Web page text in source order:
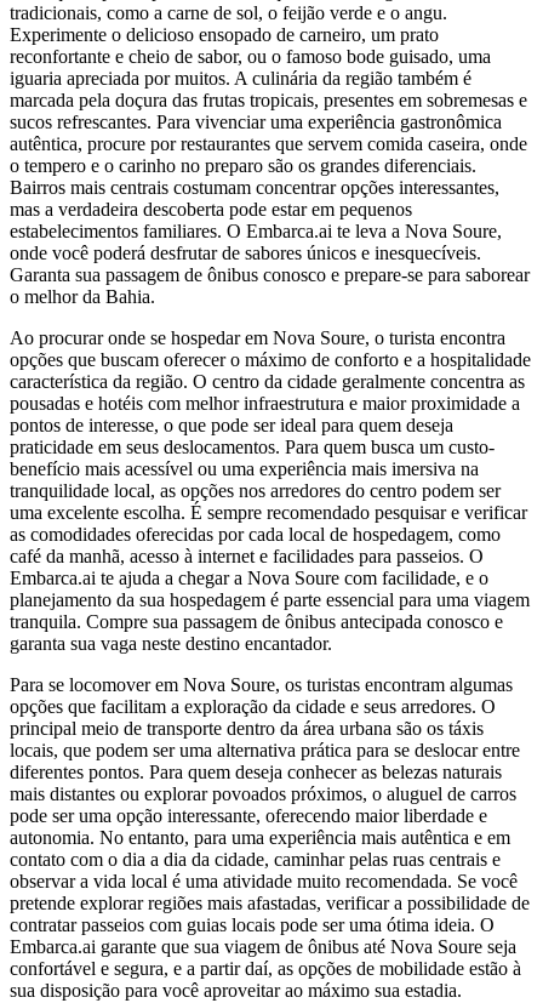
tradicionais, como a carne de sol, o feijão verde e o angu.
Experimente o delicioso ensopado de carneiro, um prato
reconfortante e cheio de sabor, ou o famoso bode guisado, uma
iguaria apreciada por muitos. A culinária da região também é
marcada pela doçura das frutas tropicais, presentes em sobremesas e
sucos refrescantes. Para vivenciar uma experiência gastronômica
autêntica, procure por restaurantes que servem comida caseira, onde
o tempero e o carinho no preparo são os grandes diferenciais.
Bairros mais centrais costumam concentrar opções interessantes,
mas a verdadeira descoberta pode estar em pequenos
estabelecimentos familiares. O Embarca.ai te leva a Nova Soure,
onde você poderá desfrutar de sabores únicos e inesquecíveis.
Garanta sua passagem de ônibus conosco e prepare-se para saborear
o melhor da Bahia.
Ao procurar onde se hospedar em Nova Soure, o turista encontra
opções que buscam oferecer o máximo de conforto e a hospitalidade
característica da região. O centro da cidade geralmente concentra as
pousadas e hotéis com melhor infraestrutura e maior proximidade a
pontos de interesse, o que pode ser ideal para quem deseja
praticidade em seus deslocamentos. Para quem busca um custo-
benefício mais acessível ou uma experiência mais imersiva na
tranquilidade local, as opções nos arredores do centro podem ser
uma excelente escolha. É sempre recomendado pesquisar e verificar
as comodidades oferecidas por cada local de hospedagem, como
café da manhã, acesso à internet e facilidades para passeios. O
Embarca.ai te ajuda a chegar a Nova Soure com facilidade, e o
planejamento da sua hospedagem é parte essencial para uma viagem
tranquila. Compre sua passagem de ônibus antecipada conosco e
garanta sua vaga neste destino encantador.
Para se locomover em Nova Soure, os turistas encontram algumas
opções que facilitam a exploração da cidade e seus arredores. O
principal meio de transporte dentro da área urbana são os táxis
locais, que podem ser uma alternativa prática para se deslocar entre
diferentes pontos. Para quem deseja conhecer as belezas naturais
mais distantes ou explorar povoados próximos, o aluguel de carros
pode ser uma opção interessante, oferecendo maior liberdade e
autonomia. No entanto, para uma experiência mais autêntica e em
contato com o dia a dia da cidade, caminhar pelas ruas centrais e
observar a vida local é uma atividade muito recomendada. Se você
pretende explorar regiões mais afastadas, verificar a possibilidade de
contratar passeios com guias locais pode ser uma ótima ideia. O
Embarca.ai garante que sua viagem de ônibus até Nova Soure seja
confortável e segura, e a partir daí, as opções de mobilidade estão à
sua disposição para você aproveitar ao máximo sua estadia.